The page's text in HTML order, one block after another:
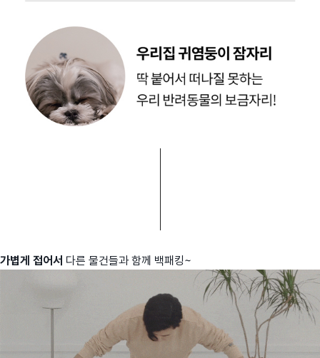
가볍게 접어서 다른 물건들과 함께 백패킹~